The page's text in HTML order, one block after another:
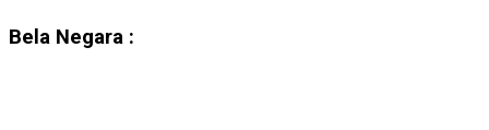
Bela Negara :